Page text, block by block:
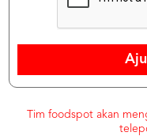
Tim foodspot akan